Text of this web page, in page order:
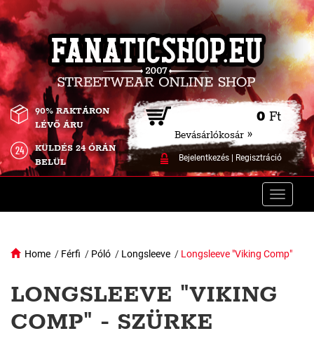
0 Ft
Bevásárlókosár »
Bejelentkezés| Regisztráció
90% RAKTÁRON
LÉVŐ ÁRU
KÜLDÉS 24 ÓRÁN
BELÜL
Toggle
Home / Férfi / Póló / Longsleeve / Longsleeve "Viking Comp"
LONGSLEEVE "VIKING
COMP" - SZÜRKE